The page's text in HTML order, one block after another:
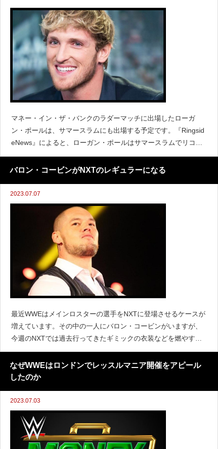
マネー・イン・ザ・バンクのラダーマッチに出場したローガ
ン・ポールは、サマースラムにも出場する予定です。『Ringsid
eNews』によると、ローガン・ポールはサマースラムでリコシ
ェと対戦する予定であり、まもなく発表される予定だと伝えて
います。ポールとリコシェはラダーマッチで衝突してお
バロン・コービンがNXTのレギュラーになる
2023.07.07
最近WWEはメインロスターの選手をNXTに登場させるケースが
増えています。その中の一人にバロン・コービンがいますが、
今週のNXTでは過去行ってきたギミックの衣装などを燃やす映
像が公開されました。&quot;It&#39;s no more gimmicks, no no
nsense,
なぜWWEはロンドンでレッスルマニア開催をアピール
したのか
2023.07.03